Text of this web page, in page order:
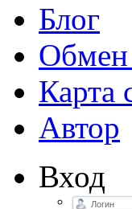
Блог
Обмен
Карта
Автор
Вход